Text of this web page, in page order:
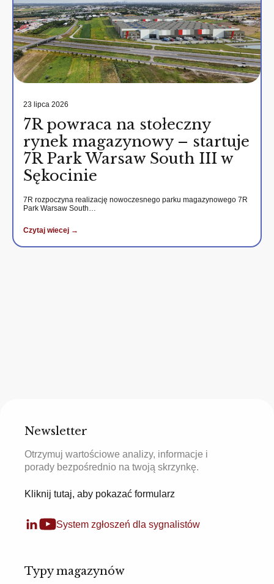
23 lipca 2026
7R powraca na stołeczny
rynek magazynowy – startuje
7R Park Warsaw South III w
Sękocinie
7R rozpoczyna realizację nowoczesnego parku magazynowego 7R
Park Warsaw South…
Czytaj wiecej →
Newsletter
Otrzymuj wartościowe analizy, informacje i
porady bezpośrednio na twoją skrzynkę.
Kliknij tutaj, aby pokazać formularz
System zgłoszeń dla sygnalistów
Typy magazynów